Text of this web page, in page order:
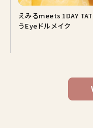
えみるmeets 1DAY
うEyeドルメイク